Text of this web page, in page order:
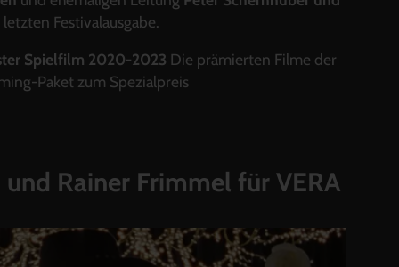
Festivalausgabe.
Spielfilm 2020-2023 Die prämierten Filme der
Paket zum Spezialpreis
und Rainer Frimmel fürVERA